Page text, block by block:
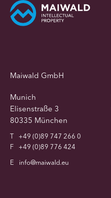
Maiwald GmbH
Munich
Elisenstraße 3
80335 München
T
+49 (0)89 747 266 0
F
+49 (0)89 776 424
E
info@maiwald.eu